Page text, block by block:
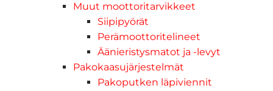
Muut moottoritarvikkeet
Siipipyörät
Perämoottoritelineet
Äänieristysmatot ja -levyt
Pakokaasujärjestelmät
Pakoputken läpiviennit